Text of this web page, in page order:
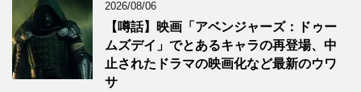
2026/08/06
【噂話】映画「アベンジャーズ：ドゥー
ムズデイ」でとあるキャラの再登場、中
止されたドラマの映画化など最新のウワ
サ